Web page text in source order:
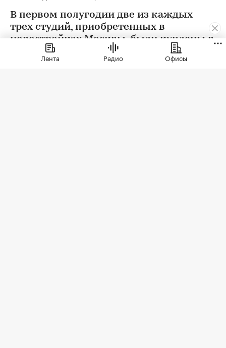
В первом полугодии две из каждых
трех студий, приобретенных в
новостройках Москвы, были куплены в
ипотеку. В сегменте трешек ипотечных
сделок менее половины, а среди
Лента Радио Офисы